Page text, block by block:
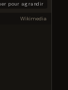
pour agrandir
Wikimedia